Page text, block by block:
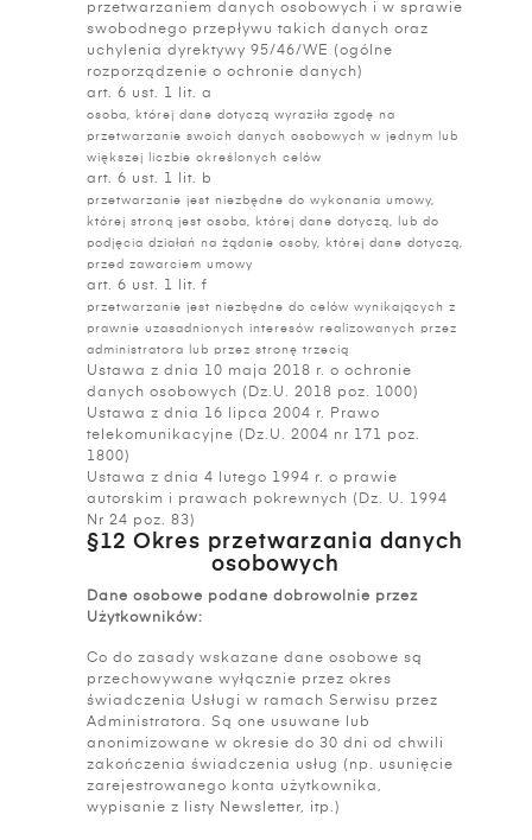
przetwarzaniem danych osobowych i w sprawie
swobodnego przepływu takich danych oraz
uchylenia dyrektywy 95/46/WE (ogólne
rozporządzenie o ochronie danych)
art. 6 ust. 1 lit. a
osoba, której dane dotyczą wyraziła zgodę na
przetwarzanie swoich danych osobowych w jednym lub
większej liczbie określonych celów
art. 6 ust. 1 lit. b
przetwarzanie jest niezbędne do wykonania umowy,
której stroną jest osoba, której dane dotyczą, lub do
podjęcia działań na żądanie osoby, której dane dotyczą,
przed zawarciem umowy
art. 6 ust. 1 lit. f
przetwarzanie jest niezbędne do celów wynikających z
prawnie uzasadnionych interesów realizowanych przez
administratora lub przez stronę trzecią
Ustawa z dnia 10 maja 2018 r. o ochronie
danych osobowych (Dz.U. 2018 poz. 1000)
Ustawa z dnia 16 lipca 2004 r. Prawo
telekomunikacyjne (Dz.U. 2004 nr 171 poz.
1800)
Ustawa z dnia 4 lutego 1994 r. o prawie
autorskim i prawach pokrewnych (Dz. U. 1994
Nr 24 poz. 83)
§12 Okres przetwarzania danych
osobowych
Dane osobowe podane dobrowolnie przez
Użytkowników:
Co do zasady wskazane dane osobowe są
przechowywane wyłącznie przez okres
świadczenia Usługi w ramach Serwisu przez
Administratora. Są one usuwane lub
anonimizowane w okresie do 30 dni od chwili
zakończenia świadczenia usług (np. usunięcie
zarejestrowanego konta użytkownika,
wypisanie z listy Newsletter, itp.)